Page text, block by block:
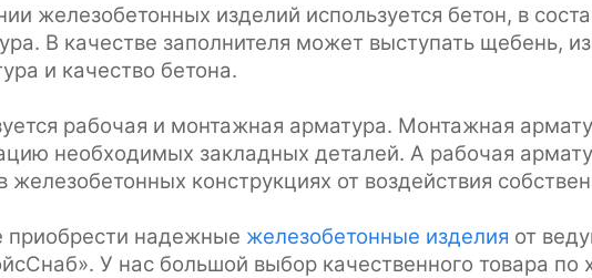
железобетонных изделий используется бетон, в
В качестве заполнителя может выступать щебень,
и качество бетона.
рабочая и монтажная арматура. Монтажная
необходимых закладных деталей. А рабочая
конструкциях от воздействия
приобрести надежные железобетонные изделия от
У нас большой выбор качественного товара по